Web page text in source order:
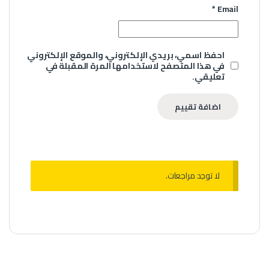
Email
*
احفظ اسمي، بريدي الإلكتروني، والموقع الإلكتروني
في هذا المتصفح لاستخدامها المرة المقبلة في
تعليقي.
لا توجد مراجعات.